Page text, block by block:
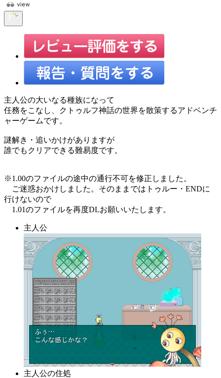
主人公の大いなる種族になって
任務をこなし、クトゥルフ神話の世界を散策するアドベンチ
ャーゲームです。
謎解き・追いかけがありますが
誰でもクリアできる難易度です。
※1.00のファイルの途中の通行不可を修正しました。
ご迷惑おかけしました。そのままではトゥルー・ENDに
行けないので
1.01のファイルを再度DLお願いいたします。
主人公
主人公の住処